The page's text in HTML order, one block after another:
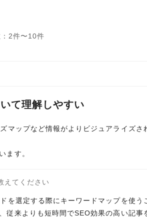
2件〜10件
て理解しやすい
マップなど情報がよりビジュアライズ
ます。
えてください
を選定する際にキーワードマップを使
従来よりも短時間でSEO効果の高い記